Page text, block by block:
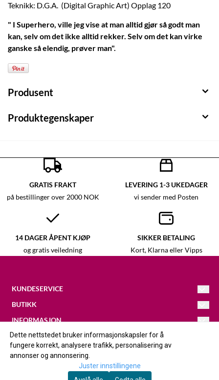
Teknikk: D.G.A. (Digital Graphic Art) Opplag 120
I Superhero, ville jeg vise at man alltid gjør så godt man
kan, selv om det ikke alltid rekker. Selv om det kan virke
ganske så elendig, prøver man .
Produsent
Produktegenskaper
GRATIS FRAKT
på bestillinger over 2000 NOK
LEVERING 1-3 UKEDAGER
vi sender med Posten
14 DAGER ÅPENT KJØP
og gratis veiledning
SIKKER BETALING
Kort, Klarna eller Vipps
KUNDESERVICE
Kristina
093433686
Løkjavegen 16
2420
BUTIKK
Vilkår
Kontakt oss
INFORMASJON
Om oss
Om informasjonskapsler
FØLG OSS
Facebook
Dette nettstedet bruker informasjonskapsler for å
fungere korrekt, analysere trafikk, personalisering av
annonser og annonsering.
Juster innstillingene